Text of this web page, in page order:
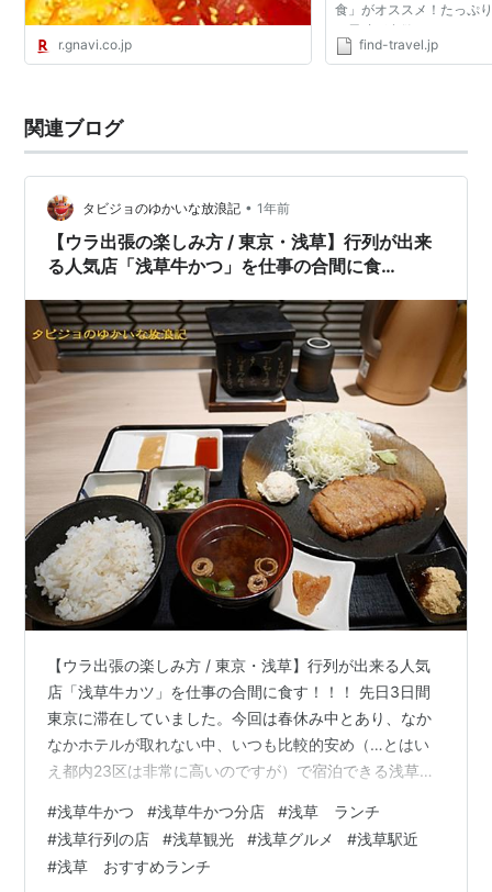
r.gnavi.co.jp
食」がオススメ！たっぷ
の風味が食欲をそそりま
たちまちどじょう鍋の虜
find-travel.jp
関連ブログ
タビジョのゆかいな放浪記 • 1年前
【ウラ出張の楽しみ方 / 東京・浅草】行列が出来
る人気店「浅草牛かつ」を仕事の合間に食
【ウラ出張の楽しみ方 / 東京・浅草】行列が出来る人気
店「浅草牛カツ」を仕事の合間に食す！！！ 先日3日間
東京に滞在していました。今回は春休み中とあり、なか
なかホテルが取れない中、いつも比較的安め（…とはい
え都内23区は非常に高いのですが）で宿泊できる浅草に
きた「牛かつ」の看板。浅草って牛かつが有名なん？っ
てことで、滞在中に食べに行こうと狙っていました(*^-
^*) せっかくなんで、浅草とついた「浅草牛かつ」さんで
#浅草牛かつ #浅草牛かつ分店 #浅草 ランチ
#浅草行列の店 #浅草観光 #浅草グルメ #浅草駅近
#浅草 おすすめランチ